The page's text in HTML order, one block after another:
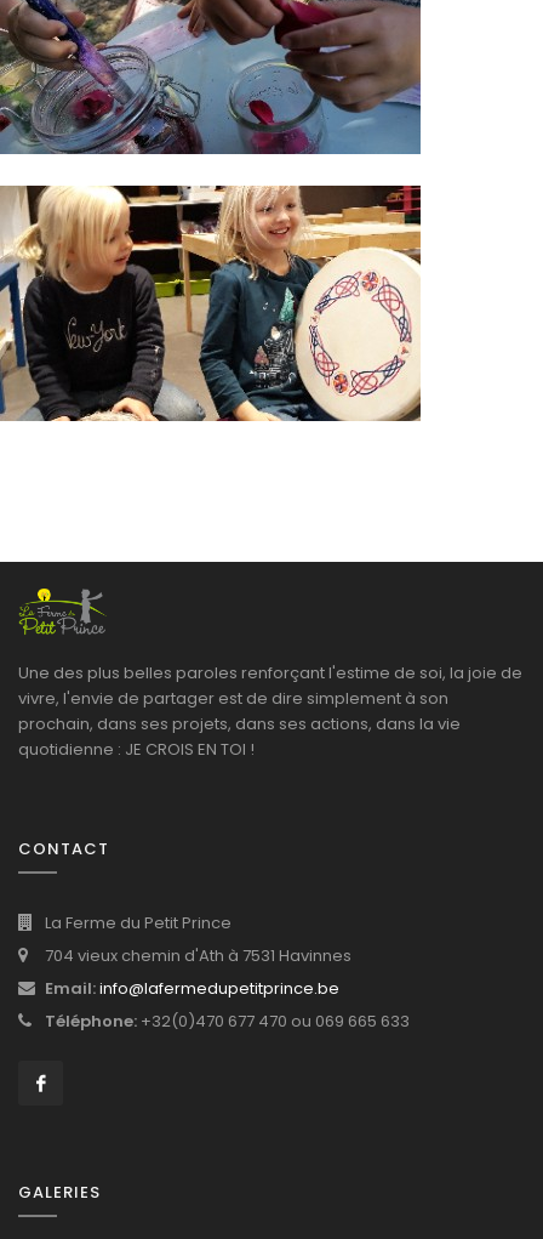
Une des plus belles paroles renforçant l'estime de soi, la joie de
vivre, l'envie de partager est de dire simplement à son
prochain, dans ses projets, dans ses actions, dans la vie
quotidienne : JE CROIS EN TOI !
CONTACT
La Ferme du Petit Prince
704 vieux chemin d'Ath à 7531 Havinnes
Email:info@lafermedupetitprince.be
Téléphone: +32(0)470 677 470 ou 069 665 633
GALERIES